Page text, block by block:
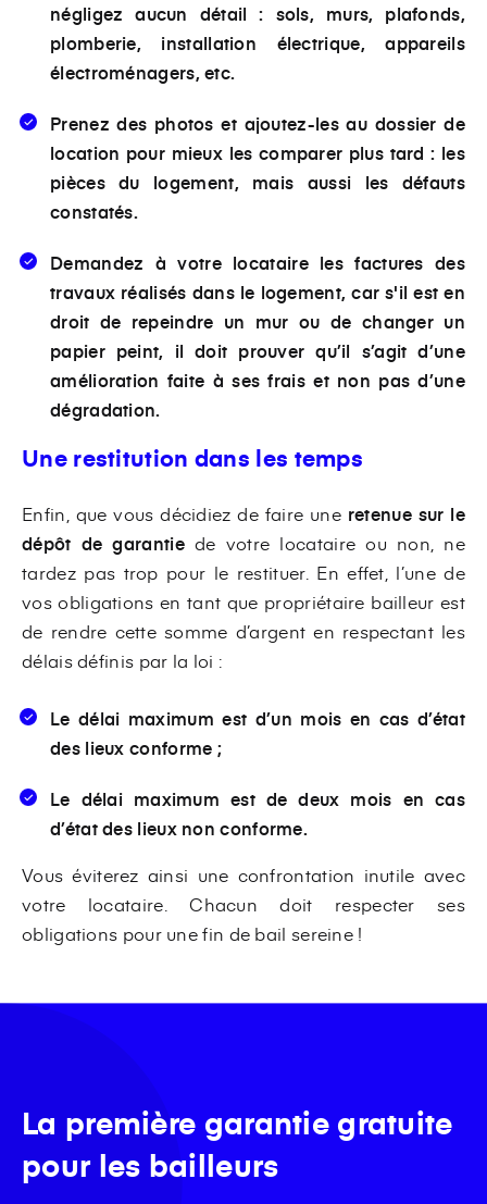
négligez aucun détail : sols, murs, plafonds,
plomberie, installation électrique, appareils
électroménagers, etc.
Prenez des photos et ajoutez-les au dossier de
location pour mieux les comparer plus tard : les
pièces du logement, mais aussi les défauts
constatés.
Demandez à votre locataire les factures des
travaux réalisés dans le logement, car s'il est en
droit de repeindre un mur ou de changer un
papier peint, il doit prouver qu’il s’agit d’une
amélioration faite à ses frais et non pas d’une
dégradation.
Une restitution dans les temps
Enfin, que vous décidiez de faire une retenue sur le
dépôt de garantiede votre locataire ou non, ne
tardez pas trop pour le restituer. En effet, l’une de
vos obligations en tant que propriétaire bailleur est
de rendre cette somme d’argent en respectant les
délais définis par la loi :
Le délai maximum est d’un mois en cas d’état
des lieux conforme ;
Le délai maximum est de deux mois en cas
d’état des lieux non conforme.
Vous éviterez ainsi une confrontation inutile avec
votre locataire. Chacun doit respecter ses
obligations pour une fin de bail sereine !
La première garantie gratuite
pour les bailleurs